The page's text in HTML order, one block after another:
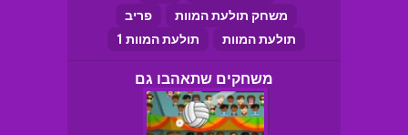
משחק תולעת המוות
פריב
תולעת המוות
תולעת המוות 1
משחקים שתאהבו גם